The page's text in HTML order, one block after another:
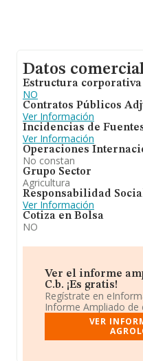
Datos
Estructura
NO
Contratos Públicos
Ver Información
Incidencias de
Ver Información
Operaciones
No constan
Grupo Sector
Agricultura
Responsabilidad
Ver Información
Cotiza en Bolsa
NO
Ver el informe
C.b. ¡Es gratis!
Regístrate en
Informe Ampliado de
VER